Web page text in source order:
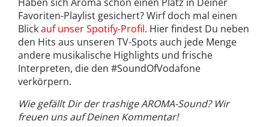
Favoriten-Playlist gesichert? Wirf doch mal einen
Blickauf unser Spotify-Profil. Hier findest Du neben
den Hits aus unseren TV-Spots auch jede Menge
andere musikalische Highlights und frische
Interpreten, die den #SoundOfVodafone
verkörpern.
Wie gefällt Dir der trashige AROMA-Sound? Wir
freuen uns auf Deinen Kommentar!